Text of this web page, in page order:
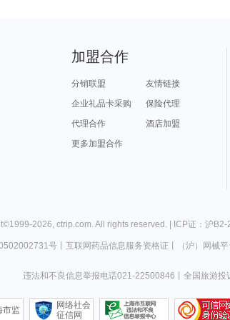
加盟合作
分销联盟
友情链接
企业礼品卡采购
保险代理
代理合作
酒店加盟
更多加盟合作
1999-2026, ctrip.com. All rights reserved. | ICP证：沪
号丨 互联网药品信息服务资格证 （沪）网械
违法和不良信息举报电话021-22500846 全国旅游投
市监
网络社会
征信网